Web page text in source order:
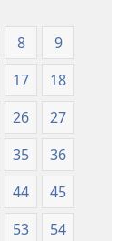
nga
Kalibotan
nga
Hubad
han
Baraan
nga
Kasuratan
8
9
17
18
26
27
35
36
44
45
53
54